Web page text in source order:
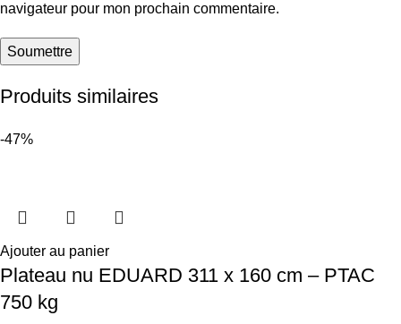
navigateur pour mon prochain commentaire.
Produits similaires
-47%
Ajouter au panier
Plateau nu EDUARD 311 x 160 cm – PTAC
750 kg